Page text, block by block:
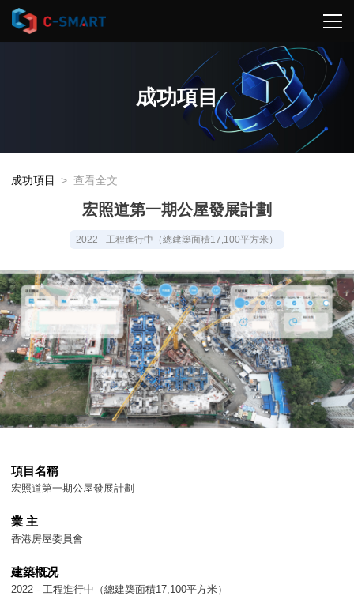
成功項目
成功項目 > 查看全文
宏照道第一期公屋發展計劃
2022 - 工程進行中（總建築面積17,100平方米）
項目名稱
宏照道第一期公屋發展計劃
業 主
香港房屋委員會
建築概况
2022 - 工程進行中（總建築面積17,100平方米）